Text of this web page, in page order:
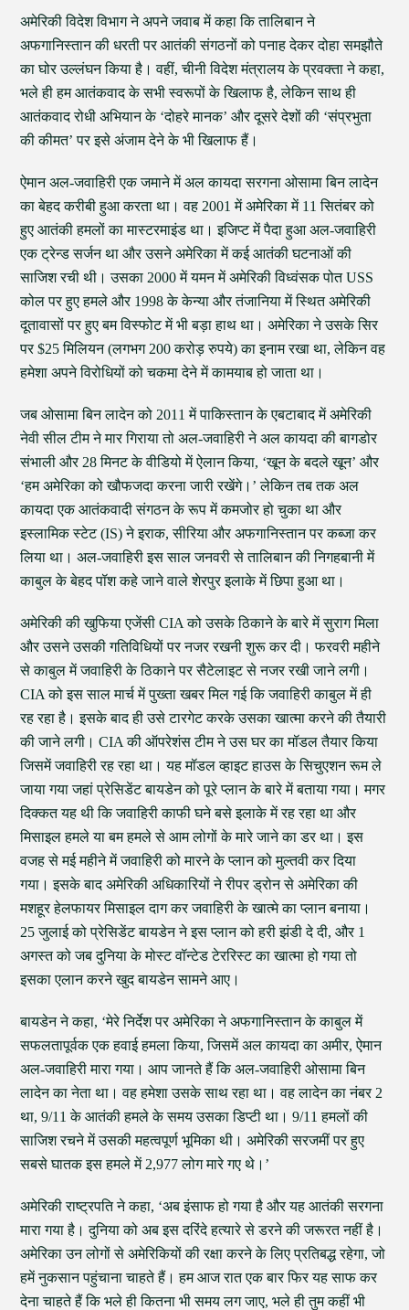
अमेरिकी विदेश विभाग ने अपने जवाब में कहा कि तालिबान ने
अफगानिस्तान की धरती पर आतंकी संगठनों को पनाह देकर दोहा समझौते
का घोर उल्लंघन किया है। वहीं, चीनी विदेश मंत्रालय के प्रवक्ता ने कहा,
भले ही हम आतंकवाद के सभी स्वरूपों के खिलाफ है, लेकिन साथ ही
आतंकवाद रोधी अभियान के ‘दोहरे मानक’ और दूसरे देशों की ‘संप्रभुता
की कीमत’ पर इसे अंजाम देने के भी खिलाफ हैं।
ऐमान अल-जवाहिरी एक जमाने में अल कायदा सरगना ओसामा बिन लादेन
का बेहद करीबी हुआ करता था। वह 2001 में अमेरिका में 11 सितंबर को
हुए आतंकी हमलों का मास्टरमाइंड था। इजिप्ट में पैदा हुआ अल-जवाहिरी
एक ट्रेन्ड सर्जन था और उसने अमेरिका में कई आतंकी घटनाओं की
साजिश रची थी। उसका 2000 में यमन में अमेरिकी विध्वंसक पोत USS
कोल पर हुए हमले और 1998 के केन्या और तंजानिया में स्थित अमेरिकी
दूतावासों पर हुए बम विस्फोट में भी बड़ा हाथ था। अमेरिका ने उसके सिर
पर $25 मिलियन (लगभग 200 करोड़ रुपये) का इनाम रखा था, लेकिन वह
हमेशा अपने विरोधियों को चकमा देने में कामयाब हो जाता था।
जब ओसामा बिन लादेन को 2011 में पाकिस्तान के एबटाबाद में अमेरिकी
नेवी सील टीम ने मार गिराया तो अल-जवाहिरी ने अल कायदा की बागडोर
संभाली और 28 मिनट के वीडियो में ऐलान किया, ‘खून के बदले खून’ और
‘हम अमेरिका को खौफजदा करना जारी रखेंगे।’ लेकिन तब तक अल
कायदा एक आतंकवादी संगठन के रूप में कमजोर हो चुका था और
इस्लामिक स्टेट (IS) ने इराक, सीरिया और अफगानिस्तान पर कब्जा कर
लिया था। अल-जवाहिरी इस साल जनवरी से तालिबान की निगहबानी में
काबुल के बेहद पॉश कहे जाने वाले शेरपुर इलाके में छिपा हुआ था।
अमेरिकी की खुफिया एजेंसी CIA को उसके ठिकाने के बारे में सुराग मिला
और उसने उसकी गतिविधियों पर नजर रखनी शुरू कर दी। फरवरी महीने
से काबुल में जवाहिरी के ठिकाने पर सैटेलाइट से नजर रखी जाने लगी।
CIA को इस साल मार्च में पुख्ता खबर मिल गई कि जवाहिरी काबुल में ही
रह रहा है। इसके बाद ही उसे टारगेट करके उसका खात्मा करने की तैयारी
की जाने लगी। CIA की ऑपरेशंस टीम ने उस घर का मॉडल तैयार किया
जिसमें जवाहिरी रह रहा था। यह मॉडल व्हाइट हाउस के सिचुएशन रूम ले
जाया गया जहां प्रेसिडेंट बायडेन को पूरे प्लान के बारे में बताया गया। मगर
दिक्कत यह थी कि जवाहिरी काफी घने बसे इलाके में रह रहा था और
मिसाइल हमले या बम हमले से आम लोगों के मारे जाने का डर था। इस
वजह से मई महीने में जवाहिरी को मारने के प्लान को मुल्तवी कर दिया
गया। इसके बाद अमेरिकी अधिकारियों ने रीपर ड्रोन से अमेरिका की
मशहूर हेलफायर मिसाइल दाग कर जवाहिरी के खात्मे का प्लान बनाया।
25 जुलाई को प्रेसिडेंट बायडेन ने इस प्लान को हरी झंडी दे दी, और 1
अगस्त को जब दुनिया के मोस्ट वॉन्टेड टेररिस्ट का खात्मा हो गया तो
इसका एलान करने खुद बायडेन सामने आए।
बायडेन ने कहा, ‘मेरे निर्देश पर अमेरिका ने अफगानिस्तान के काबुल में
सफलतापूर्वक एक हवाई हमला किया, जिसमें अल कायदा का अमीर, ऐमान
अल-जवाहिरी मारा गया। आप जानते हैं कि अल-जवाहिरी ओसामा बिन
लादेन का नेता था। वह हमेशा उसके साथ रहा था। वह लादेन का नंबर 2
था, 9/11 के आतंकी हमले के समय उसका डिप्टी था। 9/11 हमलों की
साजिश रचने में उसकी महत्वपूर्ण भूमिका थी। अमेरिकी सरजमीं पर हुए
सबसे घातक इस हमले में 2,977 लोग मारे गए थे।’
अमेरिकी राष्ट्रपति ने कहा, ‘अब इंसाफ हो गया है और यह आतंकी सरगना
मारा गया है। दुनिया को अब इस दरिंदे हत्यारे से डरने की जरूरत नहीं है।
अमेरिका उन लोगों से अमेरिकियों की रक्षा करने के लिए प्रतिबद्ध रहेगा, जो
हमें नुकसान पहुंचाना चाहते हैं। हम आज रात एक बार फिर यह साफ कर
देना चाहते हैं कि भले ही कितना भी समय लग जाए, भले ही तुम कहीं भी